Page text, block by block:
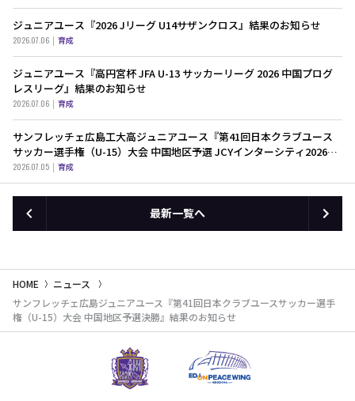
ジュニアユース『2026 Jリーグ U14サザンクロス』結果のお知らせ
2026.07.06 育成
ジュニアユース『高円宮杯 JFA U-13 サッカーリーグ 2026 中国プログ
レスリーグ』結果のお知らせ
2026.07.06 育成
サンフレッチェ広島工大高ジュニアユース『第41回日本クラブユース
サッカー選手権（U-15）大会 中国地区予選 JCYインターシティ2026中
国地区予選 決定戦 』結果のお知らせ
2026.07.05 育成
最新一覧へ
HOME
ニュース
サンフレッチェ広島ジュニアユース『第41回日本クラブユースサッカー選手
権（U-15）大会 中国地区予選決勝』結果のお知らせ